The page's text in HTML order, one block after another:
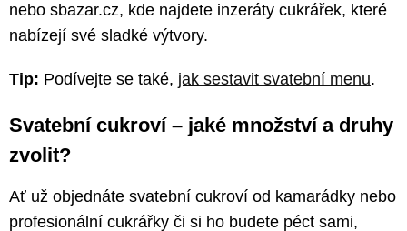
nebo sbazar.cz, kde najdete inzeráty cukrářek, které
nabízejí své sladké výtvory.
Tip: Podívejte se také, jak sestavit svatební menu.
Svatební cukroví – jaké množství a druhy
zvolit?
Ať už objednáte svatební cukroví od kamarádky nebo
profesionální cukrářky či si ho budete péct sami,